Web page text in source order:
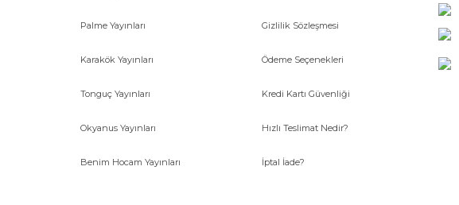
Palme Yayınları
Karakök Yayınları
Tonguç Yayınları
Okyanus Yayınları
Benim Hocam Yayınları
Gizlilik Sözleşmesi
Ödeme Seçenekleri
Kredi Kartı Güvenliği
Hızlı Teslimat Nedir?
İptal İade?